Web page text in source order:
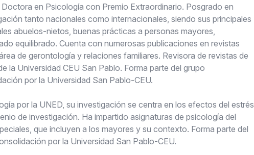
en Psicología con Premio Extraordinario. Posgrado en
tanto nacionales como internacionales, siendo sus principales
abuelos-nietos, buenas prácticas a personas mayores,
equilibrado. Cuenta con numerosas publicaciones en revistas
de gerontología y relaciones familiares. Revisora de revistas de
la Universidad CEU San Pablo. Forma parte del grupo
por la Universidad San Pablo-CEU.
por la UNED, su investigación se centra en los efectos del estrés
de investigación. Ha impartido asignaturas de psicología del
que incluyen a los mayores y su contexto. Forma parte del
por la Universidad San Pablo-CEU.